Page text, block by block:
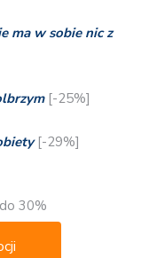
ma w sobie nic z
[-25%]
[-29%]
30%